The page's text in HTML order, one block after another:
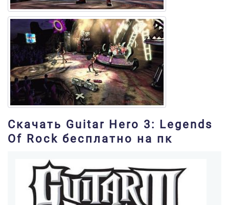
Скачать Guitar Hero 3: Legends
Of Rock бесплатно на пк